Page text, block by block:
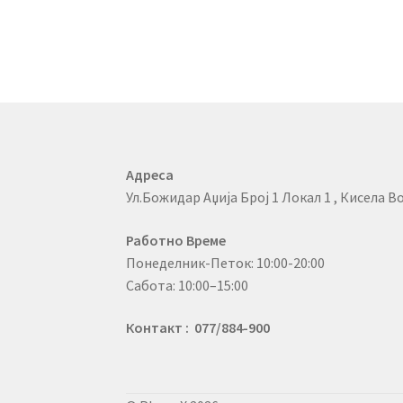
Адреса
Ул.Божидар Аџија Број 1 Локал 1 , Кисела
Работно Време
Понеделник-Петок: 10:00-20:00
Сабота: 10:00–15:00
Контакт : 077/884-900